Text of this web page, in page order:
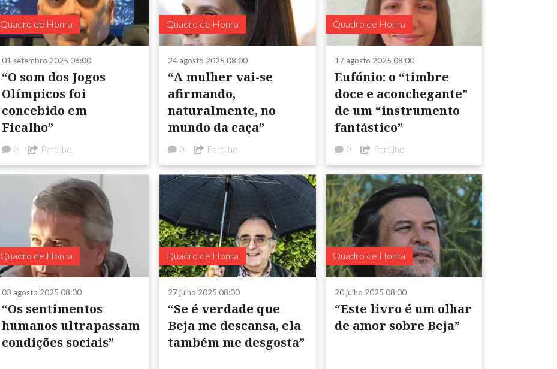
Quadro de Honra
01 setembro 2025 08:00
“O som dos Jogos
Olímpicos foi
concebido em
Ficalho”
0 Partilhe
Quadro de Honra
24 agosto 2025 08:00
“A mulher vai-se
afirmando,
naturalmente, no
mundo da caça”
0 Partilhe
Quadro de Honra
17 agosto 2025 08:00
Eufónio: o “timbre
doce e aconchegante”
de um “instrumento
fantástico”
0 Partilhe
Quadro de Honra
03 agosto 2025 08:00
“Os sentimentos
humanos ultrapassam
condições sociais”
Quadro de Honra
27 julho 2025 08:00
“Se é verdade que
Beja me descansa, ela
também me desgosta”
Quadro de Honra
20 julho 2025 08:00
“Este livro é um olhar
de amor sobre Beja”